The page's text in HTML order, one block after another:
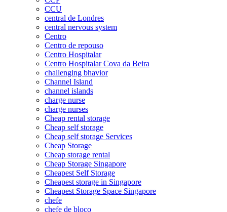
CCU
central de Londres
central nervous system
Centro
Centro de repouso
Centro Hospitalar
Centro Hospitalar Cova da Beira
challenging bhavior
Channel Island
channel islands
charge nurse
charge nurses
Cheap rental storage
Cheap self storage
Cheap self storage Services
Cheap Storage
Cheap storage rental
Cheap Storage Singapore
Cheapest Self Storage
Cheapest storage in Singapore
Cheapest Storage Space Singapore
chefe
chefe de bloco